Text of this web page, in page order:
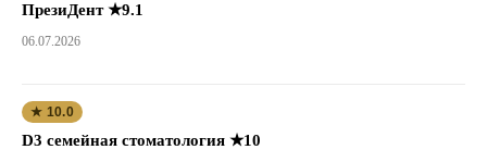
ПрезиДент ★9.1
06.07.2026
★ 10.0
D3 семейная стоматология ★10